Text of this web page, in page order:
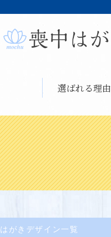
選ばれる理由
はがきデザイン一覧